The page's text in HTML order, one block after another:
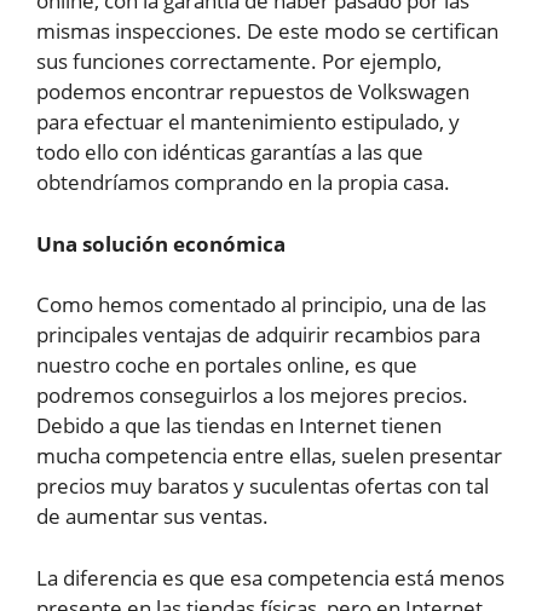
mismas inspecciones. De este modo se certifican
sus funciones correctamente. Por ejemplo,
podemos encontrar repuestos de Volkswagen
para efectuar el mantenimiento estipulado, y
todo ello con idénticas garantías a las que
obtendríamos comprando en la propia casa.
Una solución económica
Como hemos comentado al principio, una de las
principales ventajas de adquirir recambios para
nuestro coche en portales online, es que
podremos conseguirlos a los mejores precios.
Debido a que las tiendas en Internet tienen
mucha competencia entre ellas, suelen presentar
precios muy baratos y suculentas ofertas con tal
de aumentar sus ventas.
La diferencia es que esa competencia está menos